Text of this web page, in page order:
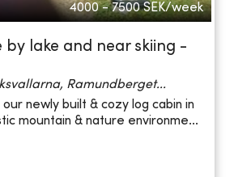
4000 - 7500 SEK/week
by lake and near skiing -
Ramundberget...
newly built & cozy log cabin in
mountain & nature environme...